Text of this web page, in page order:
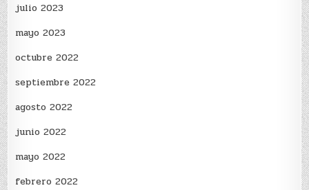
julio 2023
mayo 2023
octubre 2022
septiembre 2022
agosto 2022
junio 2022
mayo 2022
febrero 2022